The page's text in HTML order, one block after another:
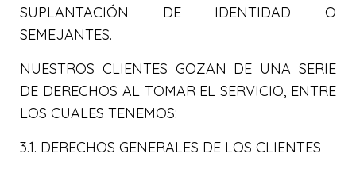
SUPLANTACIÓN DE IDENTIDAD O
SEMEJANTES.
NUESTROS CLIENTES GOZAN DE UNA SERIE
DE DERECHOS AL TOMAR EL SERVICIO, ENTRE
LOS CUALES TENEMOS:
3.1. DERECHOS GENERALES DE LOS CLIENTES